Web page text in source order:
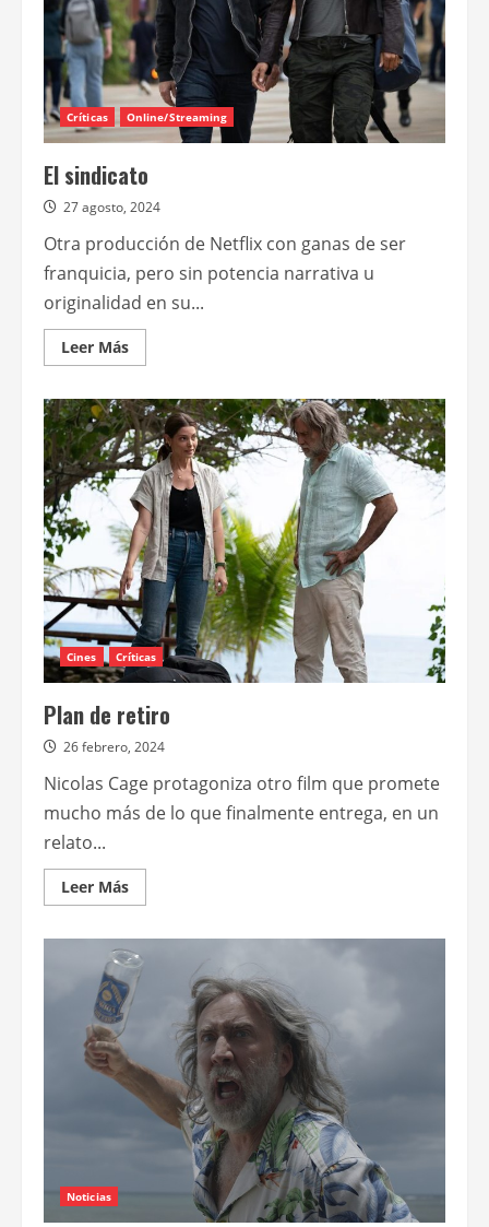
Críticas Online/Streaming
El sindicato
27 agosto, 2024
Otra producción de Netflix con ganas de ser
franquicia, pero sin potencia narrativa u
originalidad en su...
Leer MásLeer
más
El
sindicato
Cines Críticas
Plan de retiro
26 febrero, 2024
Nicolas Cage protagoniza otro film que promete
mucho más de lo que finalmente entrega, en un
relato...
Leer MásLeer
más
Plan
de
retiro
Noticias